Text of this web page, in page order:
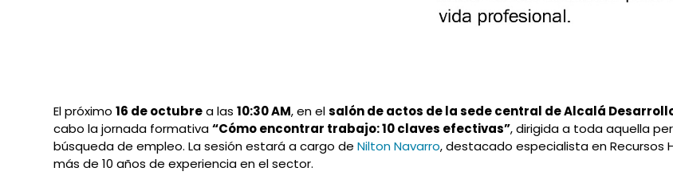
El próximo16 de octubrea las10:30 AM, en elsalón de actos de la sede central de Alcalá
cabo la jornada formativa“Cómo encontrar trabajo: 10 claves efectivas”, dirigida a toda aquella
búsqueda de empleo. La sesión estará a cargo deNilton Navarro, destacado especialista en Recursos
más de 10 años de experiencia en el sector.